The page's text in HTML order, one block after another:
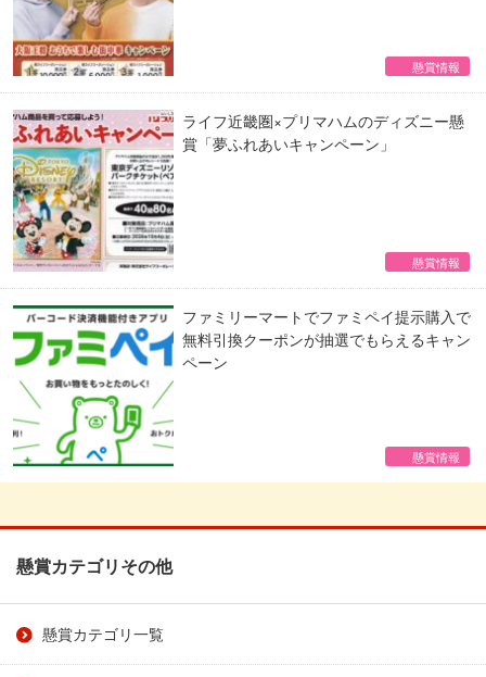
懸賞情報
ライフ近畿圏×プリマハムのディズニー懸
賞「夢ふれあいキャンペーン」
懸賞情報
ファミリーマートでファミペイ提示購入で
無料引換クーポンが抽選でもらえるキャン
ペーン
懸賞情報
懸賞カテゴリその他
懸賞カテゴリ一覧